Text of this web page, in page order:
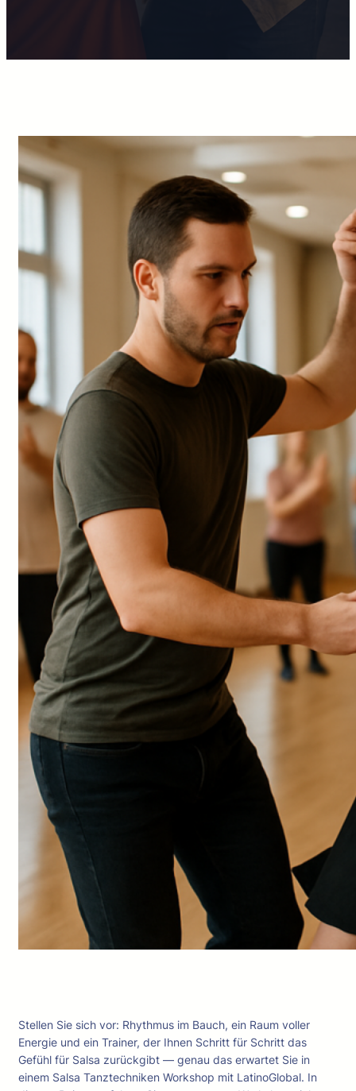
Stellen Sie sich vor: Rhythmus im Bauch, ein Raum voller
Energie und ein Trainer, der Ihnen Schritt für Schritt das
Gefühl für Salsa zurückgibt — genau das erwartet Sie in
einem Salsa Tanztechniken Workshop mit LatinoGlobal. In